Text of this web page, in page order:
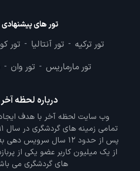
تور های پیشنهادی
تور ترکیه - تور آنتالیا - تور
تور مارماریس - تور وان -
درباره لحظه آخر
وب سایت لحظه آخر با هدف
پس از حدود 12 سال
از یک میلیون کاربر عضو یکی از
های گردشگری می